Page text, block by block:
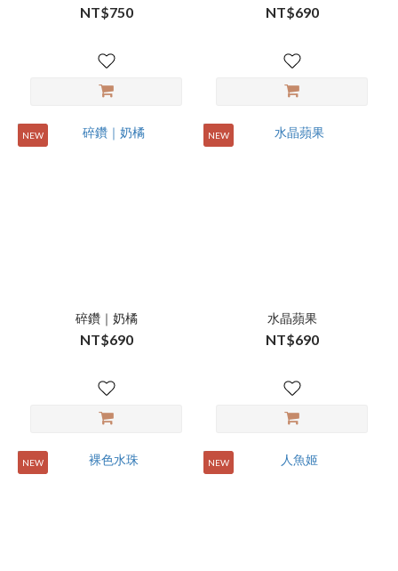
NT$750 NT$690
NEW
碎鑽｜奶橘
NT$690
NEW
水晶蘋果
NT$690
NEW NEW